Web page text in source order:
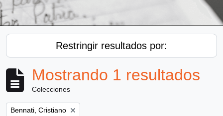
Restringir resultados por:
Mostrando 1 resultados
Colecciones
Remove filter:
Bennati, Cristiano